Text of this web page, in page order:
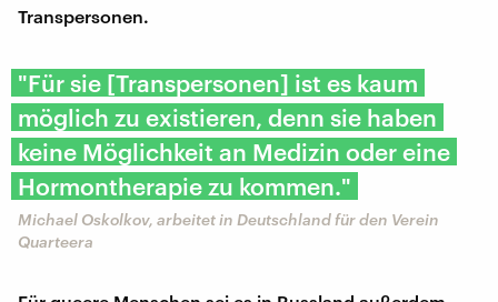
Transpersonen.
"Für sie [Transpersonen] ist es kaum
möglich zu existieren, denn sie haben
keine Möglichkeit an Medizin oder eine
Hormontherapie zu kommen."
Michael Oskolkov, arbeitet in Deutschland für den Verein
Quarteera